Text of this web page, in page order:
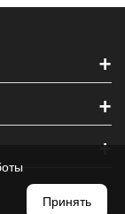
+
+
+
Принять